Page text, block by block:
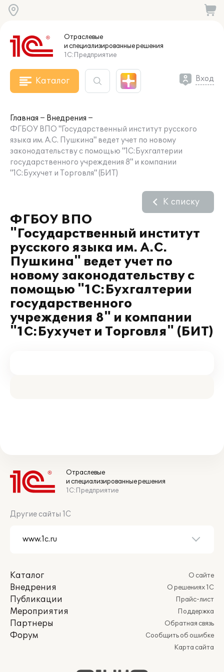
Отраслевые
и специализированныерешения
1С:Предприятие
Каталог Вход
Главная
Внедрения
ФГБОУ ВПО "Государственный институт русского
языка им. А.С. Пушкина" ведет учет по новому
законодательству с помощью "1С:Бухгалтерии
государственного учреждения 8" и компании
"1С:Бухучет и Торговля" (БИТ)
ФГБОУ ВПО
"Государственный институт
русского языка им. А.С.
Пушкина" ведет учет по
новому законодательству с
помощью "1С:Бухгалтерии
государственного
учреждения 8" и компании
"1С:Бухучет и Торговля" (БИТ)
К списку
Отраслевые
и специализированные решения
1С:Предприятие
Другие сайты 1С
Каталог
Внедрения
Публикации
Мероприятия
Партнеры
Форум
О сайте
О решениях 1С
Прайс-лист
Поддержка
Обратная связь
Сообщить об ошибке
Карта сайта